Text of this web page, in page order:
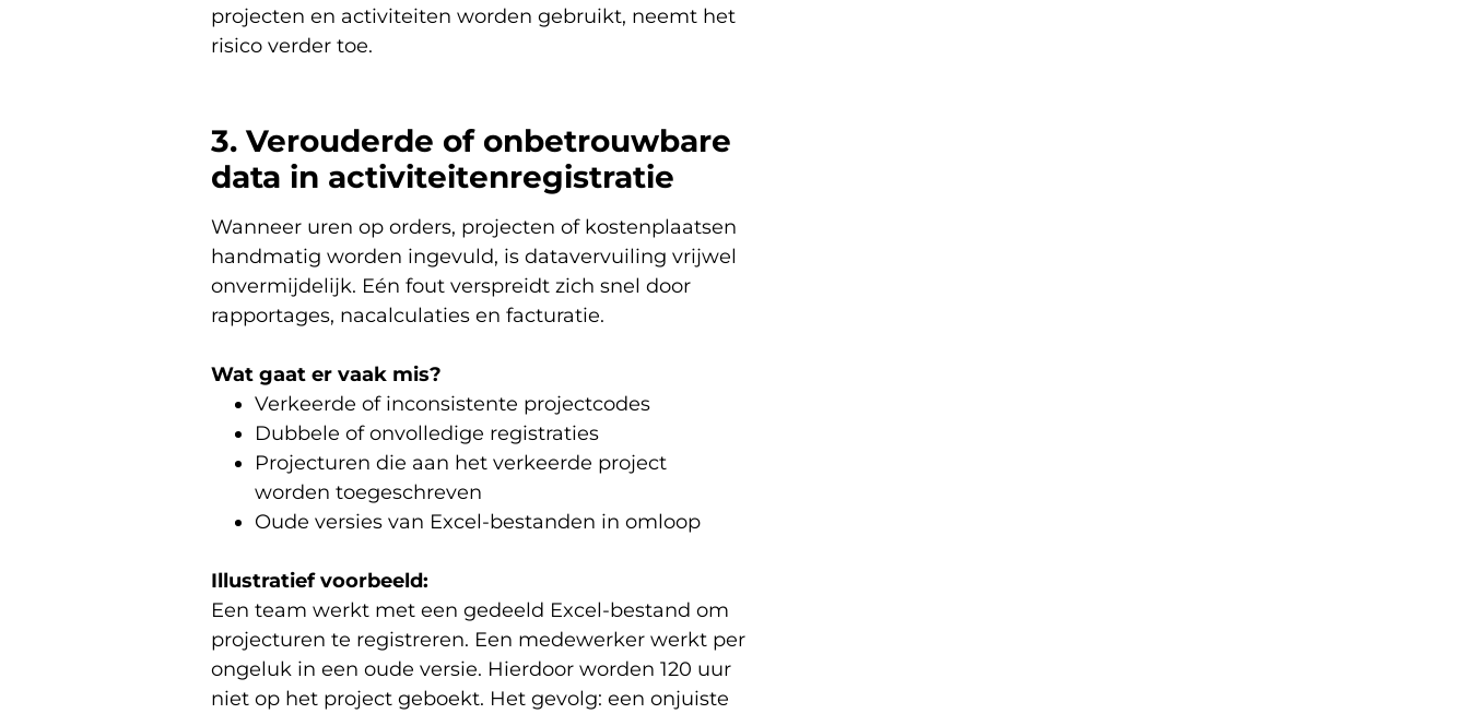
projecten en activiteiten worden gebruikt, neemt het
risico verder toe.
3. Verouderde of onbetrouwbare
data in activiteitenregistratie
Wanneer uren op orders, projecten of kostenplaatsen
handmatig worden ingevuld, is datavervuiling vrijwel
onvermijdelijk. Eén fout verspreidt zich snel door
rapportages, nacalculaties en facturatie.
Wat gaat er vaak mis?
Verkeerde of inconsistente projectcodes
Dubbele of onvolledige registraties
Projecturen die aan het verkeerde project
worden toegeschreven
Oude versies van Excel-bestanden in omloop
Illustratief voorbeeld:
Een team werkt met een gedeeld Excel-bestand om
projecturen te registreren. Een medewerker werkt per
ongeluk in een oude versie. Hierdoor worden 120 uur
niet op het project geboekt. Het gevolg: een onjuiste